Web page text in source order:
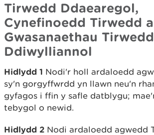
Tirwedd Ddaearegol,
Cynefinoedd Tirwedd a
Gwasanaethau Tirwedd
Ddiwylliannol
Hidlydd 1 Nodi'r holl ardaloedd
sy'n gorgyffwrdd yn llawn neu'n
gyfagos i ffin y safle datblygu;
tebygol o newid.
Hidlydd 2 Nodi ardaloedd agwedd